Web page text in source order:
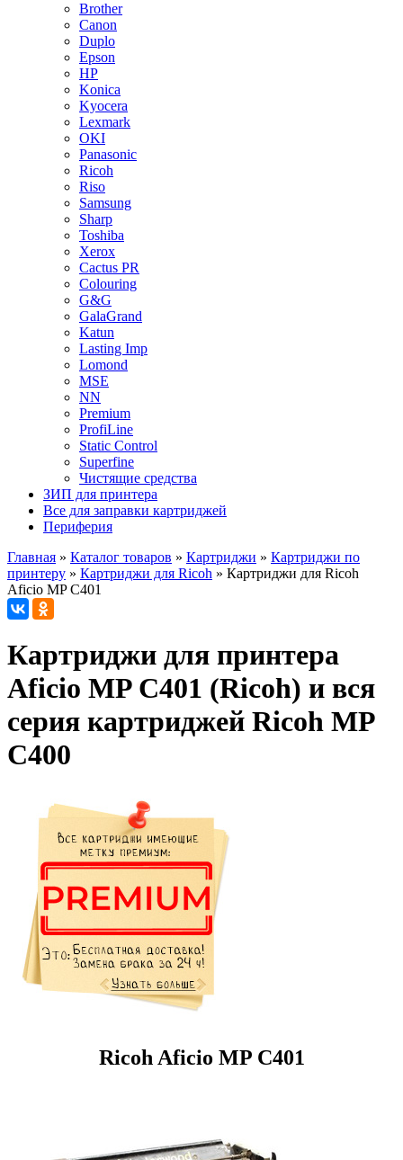
Brother
Canon
Duplo
Epson
HP
Konica
Kyocera
Lexmark
OKI
Panasonic
Ricoh
Riso
Samsung
Sharp
Toshiba
Xerox
Cactus PR
Colouring
G&G
GalaGrand
Katun
Lasting Imp
Lomond
MSE
NN
Premium
ProfiLine
Static Control
Superfine
Чистящие средства
ЗИП для принтера
Все для заправки картриджей
Периферия
Главная » Каталог товаров » Картриджи » Картриджи по
принтеру » Картриджи для Ricoh » Картриджи для Ricoh
Aficio MP C401
Картриджи для принтера
Aficio MP C401 (Ricoh) и вся
серия картриджей Ricoh MP
C400
Ricoh Aficio MP C401